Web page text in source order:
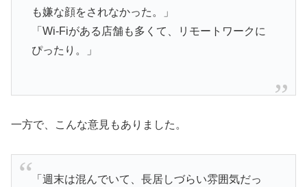
も嫌な顔をされなかった。」
「Wi-Fiがある店舗も多くて、リモートワークに
ぴったり。」
一方で、こんな意見もありました。
「週末は混んでいて、長居しづらい雰囲気だっ